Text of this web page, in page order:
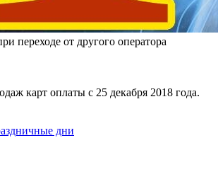
переходе от другого оператора
карт оплаты с 25 декабря 2018 года.
дни